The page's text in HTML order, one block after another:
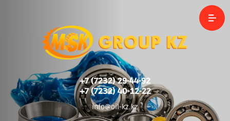
+7 (7232) 29-44-92
+7 (7232) 40-12-22
info@oil-kz.kz